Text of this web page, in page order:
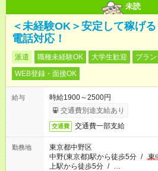
未読
＜未経験OK＞安定して稼げ
電話対応！
派遣 職種未経験OK 大学生歓迎
ブラ
WEB登録・面接OK
給与
時給1900～2500円
交通費別途支給あり
交通費 交通費一部支給
勤務地
東京都中野区
中野(東京都)駅から徒歩5分 / 東
上駅から徒歩5分 / …